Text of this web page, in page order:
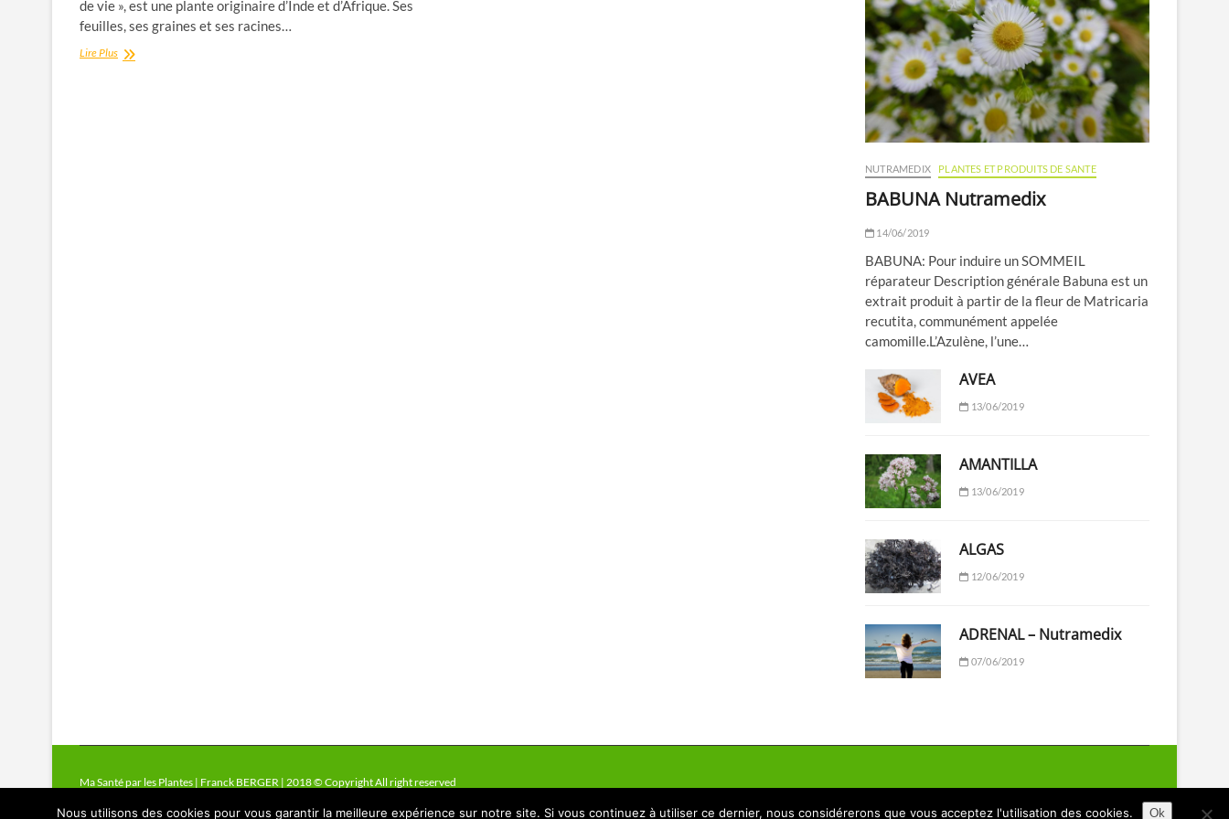
de vie », est une plante originaire d’Inde et d’Afrique. Ses
feuilles, ses graines et ses racines…
Lire PlusMoringa
NUTRAMEDIX PLANTES ET PRODUITS DE SANTE
BABUNA Nutramedix
14/06/2019
BABUNA: Pour induire un SOMMEIL
réparateur Description générale Babuna est un
extrait produit à partir de la fleur de Matricaria
recutita, communément appelée
camomille.L’Azulène, l’une…
AVEA
13/06/2019
AMANTILLA
13/06/2019
ALGAS
12/06/2019
ADRENAL – Nutramedix
07/06/2019
Ma Santé par les Plantes | Franck BERGER | 2018 © Copyright All right reserved
Nous utilisons des cookies pour vous garantir la meilleure expérience sur notre site. Si vous continuez à utiliser ce dernier, nous considérerons que vous acceptez l'utilisation des cookies. Ok